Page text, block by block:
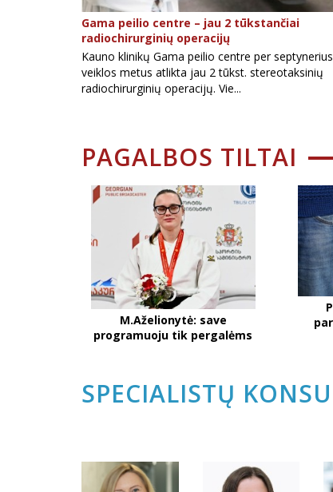
Gama peilio centre – jau 2 tūkstančiai
radiochirurginių operacijų
Kauno klinikų Gama peilio centre per septynerius
veiklos metus atlikta jau 2 tūkst. stereotaksinių
radiochirurginių operacijų. Vie...
PAGALBOS TILTAI
M.Aželionytė: save
programuoju tik pergalėms
SPECIALISTŲ